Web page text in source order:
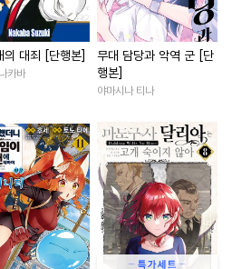
수
공
#죽음/살인 #다정남
#
학원/캠퍼스 #까칠남
철벽녀
#직진녀 #드라마 #첫사
#능욕 #섹스파트너
#능글남 #친구>연인
#학원/캠퍼스 #개그/코믹
#회귀물 #삼각관계
의 대죄 [단행본]
카바
무대 담당과 악역 군 [단
행본]
야마시나 티나